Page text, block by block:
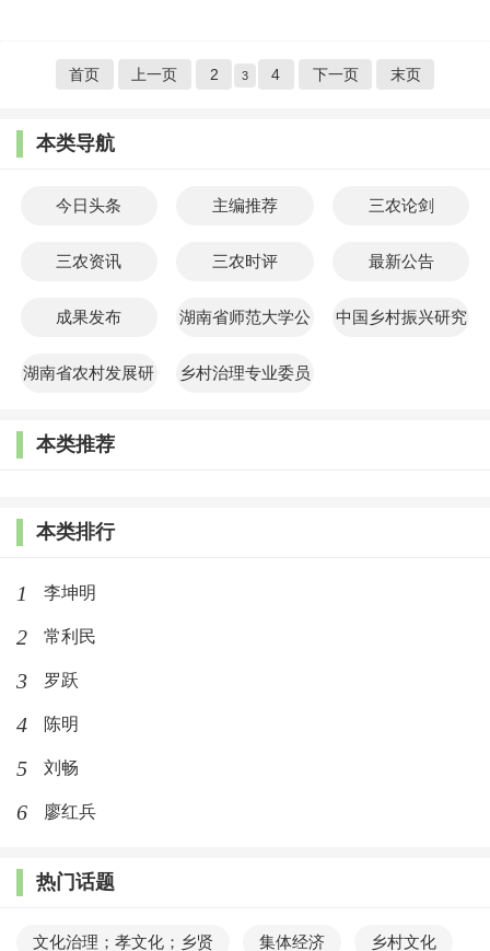
首页 上一页 2 3 4 下一页 末页
本类导航
今日头条 主编推荐 三农论剑
三农资讯 三农时评 最新公告
成果发布 湖南省师范大学公 中国乡村振兴研究
湖南省农村发展研
乡村治理专业委员
本类推荐
本类排行
1 李坤明
2 常利民
3 罗跃
4 陈明
5 刘畅
6 廖红兵
热门话题
文化治理；孝文化；乡贤 集体经济 乡村文化